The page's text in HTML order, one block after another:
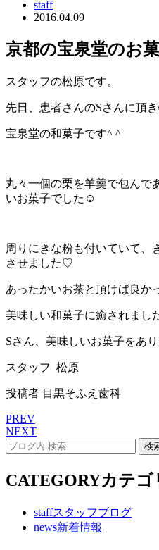
staff
2016.04.09
京都の宝泉堂のお
スタッフの松原です。
先日、患者さんのSさんに頂
宝泉堂の和菓子です^ ^
丸々一個の栗を羊羹で包んで
いお菓子でした☺︎
周りにきな粉も付いていて、
させました♡
あったかいお茶と頂けば良
美味しい和菓子に癒されまし
Sさん、美味しいお菓子をあ
スタッフ 松原
投稿者 目黒そふえ歯科
PREV
NEXT
CATEGORYカテゴ
staffスタッフブログ
news新着情報